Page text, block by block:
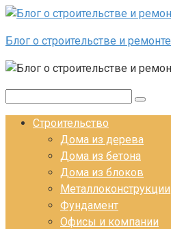
Перейти к контенту
Блог о строительстве и ремонте
Строительство
Дома из дерева
Дома из бетона
Дома из блоков
Металлоконструкции
Фундамент
Офисы и компании